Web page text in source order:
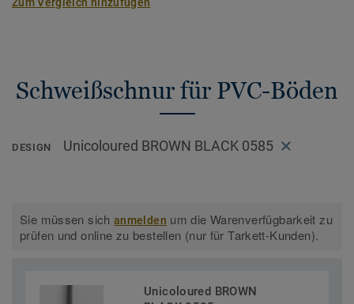
Schweißschnur für PVC-Böden
DESIGN Unicoloured BROWN BLACK 0585
Sie müssen sichanmelden um die Warenverfügbarkeit zu
prüfen und online zu bestellen (nur für Tarkett-Kunden).
Unicoloured BROWN